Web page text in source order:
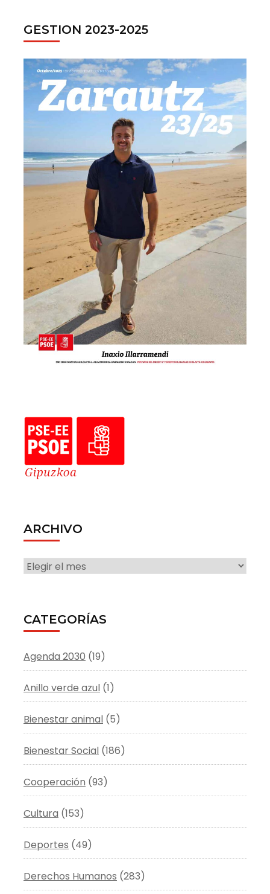
GESTION 2023-2025
ARCHIVO
ARCHIVO
CATEGORÍAS
Agenda 2030 (19)
Anillo verde azul (1)
Bienestar animal (5)
Bienestar Social (186)
Cooperación (93)
Cultura (153)
Deportes (49)
Derechos Humanos (283)